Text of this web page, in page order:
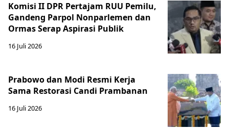
Komisi II DPR Pertajam RUU Pemilu,
Gandeng Parpol Nonparlemen dan
Ormas Serap Aspirasi Publik
16 Juli 2026
Prabowo dan Modi Resmi Kerja
Sama Restorasi Candi Prambanan
16 Juli 2026